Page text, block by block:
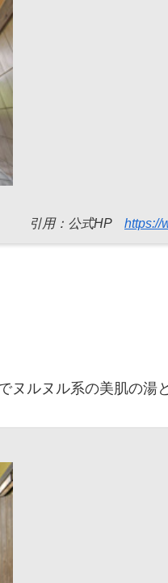
引用：公式HP https://
ルヌル系の美肌の湯